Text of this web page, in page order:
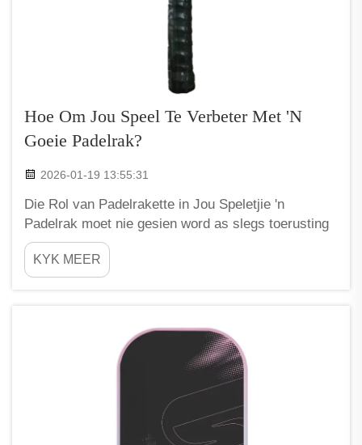
Hoe Om Jou Speel Te Verbeter Met 'n
Goeie Padelrak?
2026-01-19 13:55:31
Die Rol van Padelrakette in Jou Speletjie 'n
Padelrak moet nie gesien word as slegs toerusting
nie. Om 'n speletjie na die volgende vlak te neem,
moet 'n padelrak beskou word as 'n taktiese toestel
wat die strategieë van die speletjie kan vorm.
KYK MEER